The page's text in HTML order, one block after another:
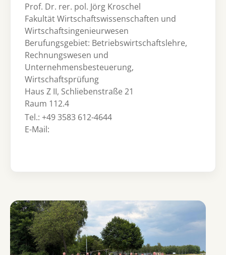
Prof. Dr. rer. pol. Jörg Kroschel
Fakultät Wirtschaftswissenschaften und
Wirtschaftsingenieurwesen
Berufungsgebiet: Betriebswirtschaftslehre,
Rechnungswesen und
Unternehmensbesteuerung,
Wirtschaftsprüfung
Haus Z II, Schliebenstraße 21
Raum 112.4
Tel.: +49 3583 612-4644
E-Mail: